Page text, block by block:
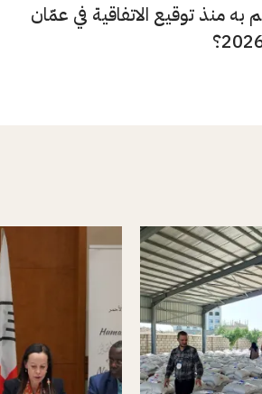
به منذ توقيع الاتفاقية في عمّان